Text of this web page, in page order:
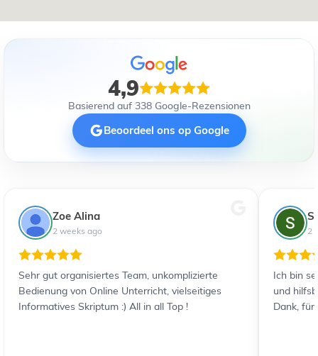
4,9
Basierend auf 338 Google-Rezensionen
Beoordeel ons op Google
Zoe Alina
2 weeks ago
Sehr gut organisiertes Team, unkomplizierte
Bedienung von Online Unterricht, vielseitiges
Informatives Skriptum :) All in all Top !
2
Ich bin
und
Dank, für